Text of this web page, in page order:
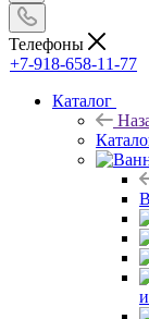
Телефоны
+7-918-658-11-77
Каталог